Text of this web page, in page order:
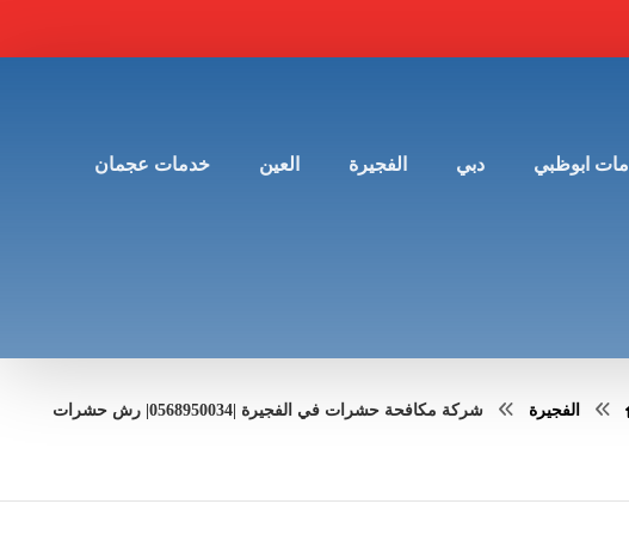
ابوظبي دبي الفجيرة العين خدمات عجمان
الفجيرة شركة مكافحة حشرات في الفجيرة |0568950034| رش حشرات